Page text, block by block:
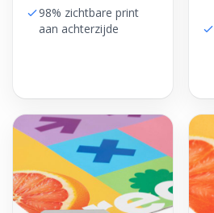
98% zichtbare print
aan achterzijde